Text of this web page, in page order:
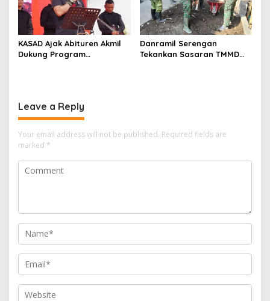
KASAD Ajak Abituren Akmil
Dukung Program
Danramil Serengan
Tekankan Sasaran TMMD
Leave a Reply
Your email address will not be published. Required fields are
marked *